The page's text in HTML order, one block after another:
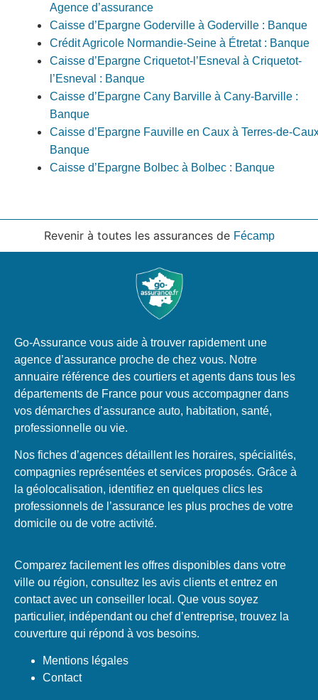
Agence d’assurance
Caisse d’Epargne Goderville à Goderville : Banque
Crédit Agricole Normandie-Seine à Étretat : Banque
Caisse d’Epargne Criquetot-l’Esneval à Criquetot-
l’Esneval : Banque
Caisse d’Epargne Cany Barville à Cany-Barville :
Banque
Caisse d’Epargne Fauville en Caux à Terres-de-
Banque
Caisse d’Epargne Bolbec à Bolbec : Banque
Revenir à toutes les assurances de Fécamp
Go-Assurance vous aide à trouver rapidement une
agence d’assurance proche de chez vous. Notre
annuaire référence des courtiers et agents dans tous les
départements de France pour vous accompagner dans
vos démarches d’assurance auto, habitation, santé,
professionnelle ou vie.
Nos fiches d’agences détaillent les horaires, spécialités,
compagnies représentées et services proposés. Grâce à
la géolocalisation, identifiez en quelques clics les
professionnels de l’assurance les plus proches de votre
domicile ou de votre activité.
Comparez facilement les offres disponibles dans votre
ville ou région, consultez les avis clients et entrez en
contact avec un conseiller local. Que vous soyez
particulier, indépendant ou chef d’entreprise, trouvez la
couverture qui répond à vos besoins.
Mentions légales
Contact